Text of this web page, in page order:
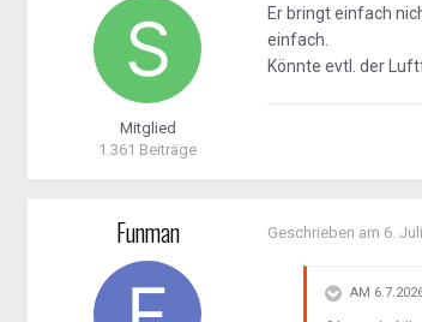
Mitglied
1.361 Beiträge
Er bringt einfach
einfach.
Könnte evtl. der
Funman Geschrieben am 6. Juli
AM